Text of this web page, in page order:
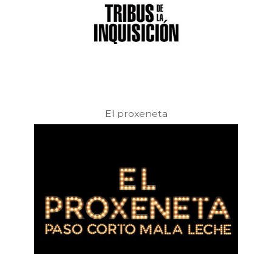
El proxeneta